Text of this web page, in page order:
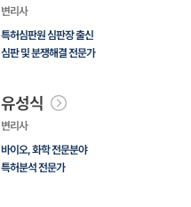
변리사
특허심판원 심판장 출신
심판 및 분쟁해결 전문가
유성식
변리사
바이오, 화학 전문분야
특허분석 전문가